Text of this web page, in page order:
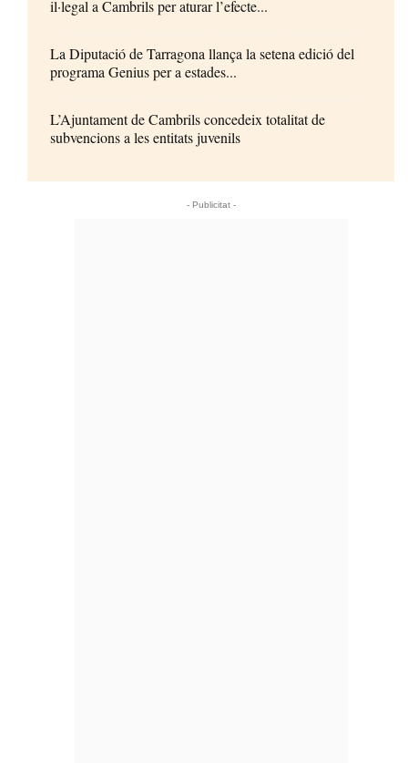
il·legal a Cambrils per aturar l’efecte...
La Diputació de Tarragona llança la setena edició del
programa Genius per a estades...
L’Ajuntament de Cambrils concedeix totalitat de
subvencions a les entitats juvenils
- Publicitat -